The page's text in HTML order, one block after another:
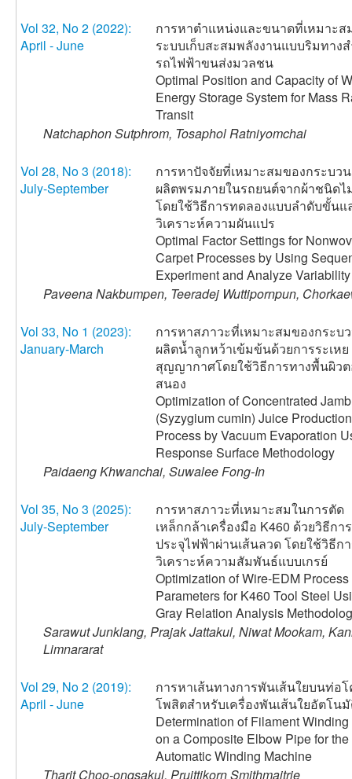
Vol 32, No 2 (2022):
April - June
การหาตำแหน่งและขนาดที่เหมาะส
ระบบเก็บสะสมพลังงานแบบริมทาง
รถไฟฟ้าขนส่งมวลชน
Optimal Position and Capacity of
Energy Storage System for Mass
Transit
Natchaphon Sutphrom, Tosaphol Ratniyomchai
Vol 28, No 3 (2018):
July-September
การหาปัจจัยที่เหมาะสมของกระบว
ผลิตพรมภายในรถยนต์จากผ้าชนิดไ
โดยใช้วิธีการทดลองแบบลำดับขั้นแ
วิเคราะห์ความผันแปร
Optimal Factor Settings for
Carpet Processes by Using
Experiment and Analyze Variability
Paveena Nakbumpen, Teeradej Wuttipornpun,
Vol 33, No 1 (2023):
January-March
การหาสภาวะที่เหมาะสมของกระบ
ผลิตน้ำลูกหว้าเข้มข้นด้วยการระเหย
สุญญากาศโดยใช้วิธีการทางพื้นผิว
สนอง
Optimization of Concentrated
(Syzygium cumin) Juice Production
Process by Vacuum Evaporation
Response Surface Methodology
Paidaeng Khwanchai, Suwalee Fong-In
Vol 35, No 3 (2025):
July-September
การหาสภาวะที่เหมาะสมในการตัด
เหล็กกล้าเครื่องมือ K460 ด้วยวิธีกา
ประจุไฟฟ้าผ่านเส้นลวด โดยใช้วิธีก
วิเคราะห์ความสัมพันธ์แบบเกรย์
Optimization of Wire-EDM Process
Parameters for K460 Tool Steel
Gray Relation Analysis
Sarawut Junklang, Prajak Jattakul, Niwat Mookam,
Limnararat
Vol 29, No 2 (2019):
April - June
การหาเส้นทางการพันเส้นใยบนท่อ
โพสิตสำหรับเครื่องพันเส้นใยอัตโน
Determination of Filament
on a Composite Elbow Pipe for the
Automatic Winding Machine
Tharit Choo-ongsakul, Pruittikorn Smithmaitrie